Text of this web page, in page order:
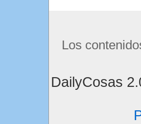
Los
DailyCosas